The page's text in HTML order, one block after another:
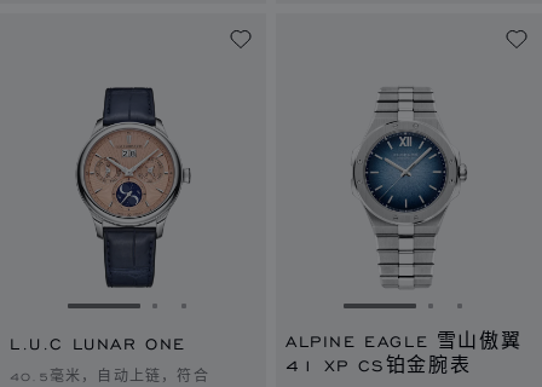
转到幻灯片 1转到幻灯片 2
转到幻灯片 3
L.U.C LUNAR ONE
40.5毫米，自动上链，符合
转到幻灯片 1转到幻灯
转到幻
ALPINE EAGLE 雪山傲翼
41 XP CS铂金腕表